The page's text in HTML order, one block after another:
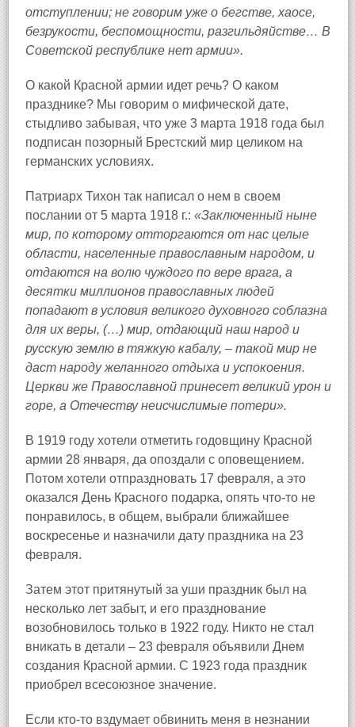
отступлении; не говорим уже о бегстве, хаосе,
безрукости, беспомощности, разгильдяйстве… В
Советской республике нет армии».
О какой Красной армии идет речь? О каком
празднике? Мы говорим о мифической дате,
стыдливо забывая, что уже 3 марта 1918 года был
подписан позорный Брестский мир целиком на
германских условиях.
Патриарх Тихон так написал о нем в своем
послании от 5 марта 1918 г.: «Заключенный ныне
мир, по которому отторгаются от нас целые
области, населенные православным народом, и
отдаются на волю чуждого по вере врага, а
десятки миллионов православных людей
попадают в условия великого духовного соблазна
для их веры, (…) мир, отдающий наш народ и
русскую землю в тяжкую кабалу, – такой мир не
даст народу желанного отдыха и успокоения.
Церкви же Православной принесет великий урон и
горе, а Отечеству неисчислимые потери».
В 1919 году хотели отметить годовщину Красной
армии 28 января, да опоздали с оповещением.
Потом хотели отпраздновать 17 февраля, а это
оказался День Красного подарка, опять что-то не
понравилось, в общем, выбрали ближайшее
воскресенье и назначили дату праздника на 23
февраля.
Затем этот притянутый за уши праздник был на
несколько лет забыт, и его празднование
возобновилось только в 1922 году. Никто не стал
вникать в детали – 23 февраля объявили Днем
создания Красной армии. С 1923 года праздник
приобрел всесоюзное значение.
Если кто-то вздумает обвинить меня в незнании